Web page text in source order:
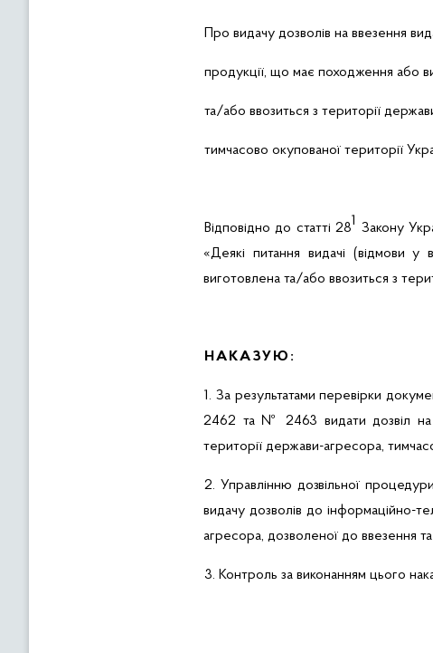
Про видачу дозволів на ввезення
продукції, що має походження або
та/або ввозиться з території
тимчасово окупованої території
Відповідно до статті 281 Закону
«Деякі питання видачі (відмови
виготовлена та/або ввозиться з
НАКАЗУЮ:
1. За результатами перевірки
2462 та № 2463 видати дозвіл на
території держави-агресора,
2. Управлінню дозвільної
видачу дозволів до інформаційно-
агресора, дозволеної до ввезення
3. Контроль за виконанням цього